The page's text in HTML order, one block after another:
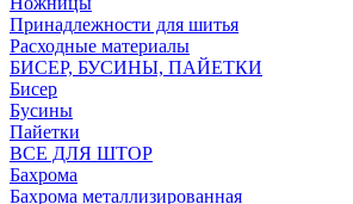
Принадлежности для шитья
Расходные материалы
БИСЕР, БУСИНЫ, ПАЙЕТКИ
Бисер
Бусины
Пайетки
ВСЕ ДЛЯ ШТОР
Бахрома
Бахрома металлизированная